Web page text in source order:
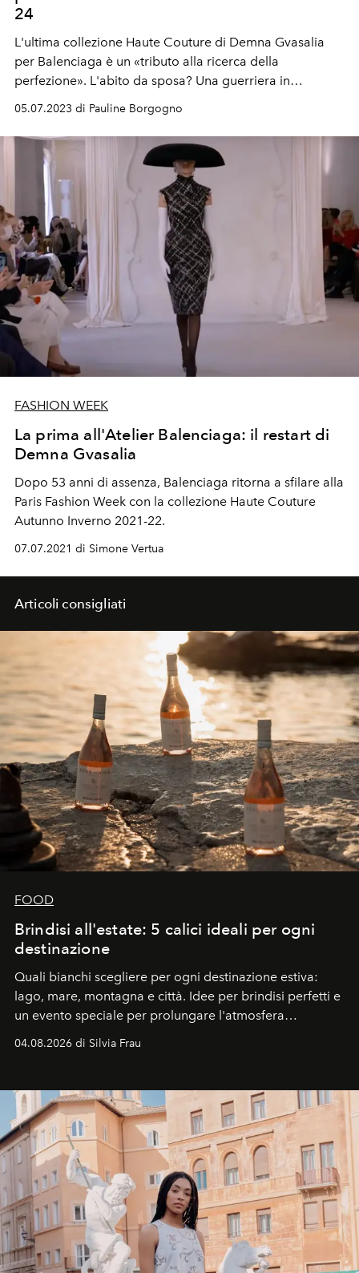
24
L'ultima collezione Haute Couture di Demna Gvasalia
per Balenciaga è un «tributo alla ricerca della
perfezione». L'abito da sposa? Una guerriera in
à la Giovanna D'Arco...
05.07.2023 di Pauline Borgogno
FASHION WEEK
La prima all'Atelier Balenciaga: il restart di
Demna Gvasalia
Dopo 53 anni di assenza, Balenciaga ritorna a sfilare alla
Paris Fashion Week con la collezione Haute Couture
Autunno Inverno 2021-22.
07.07.2021 di Simone Vertua
Articoli consigliati
FOOD
Brindisi all'estate: 5 calici ideali per ogni
destinazione
Quali bianchi scegliere per ogni destinazione estiva:
lago, mare, montagna e città. Idee per brindisi perfetti e
un evento speciale per prolungare l'atmosfera
04.08.2026 di Silvia Frau